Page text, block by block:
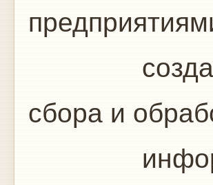
создать
сбора и